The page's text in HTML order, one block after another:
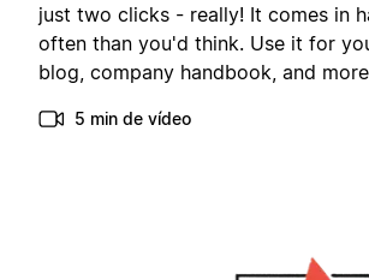
just two clicks - really! It comes in
often than you'd think. Use it for
blog, company handbook, and
5 min de vídeo